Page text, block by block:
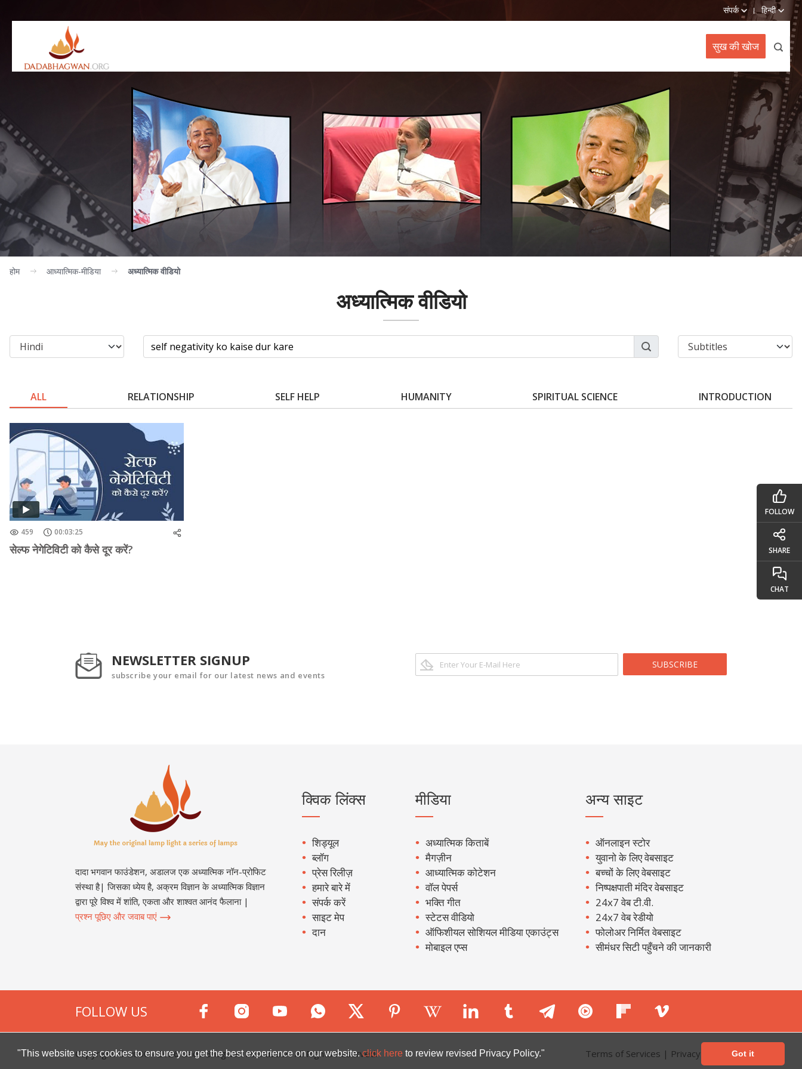
"This website uses cookies to ensure you get the best experience on our website.click here to review revised Privacy Policy." Got it
संपर्क हिन्दी
सुख की खोज
होम आध्यात्मिक-मीडिया अध्यात्मिक वीडियो
अध्यात्मिक वीडियो
ALL RELATIONSHIP SELF HELP HUMANITY SPIRITUAL SCIENCE INTRODUCTION
459 00:03:25
सेल्फ नेगेटिविटी को कैसे दूर करें?
NEWSLETTER SIGNUP
subscribe your email for our latest news and events
SUBSCRIBE
दादा भगवान फाउंडेशन, अडालज एक अध्यात्मिक नॉन-प्रोफिट
संस्था है| जिसका ध्येय है, अक्रम विज्ञान के अध्यात्मिक विज्ञान
द्वारा पूरे विश्व में शांति, एकता और शाश्वत आनंद फैलाना |
प्रश्न पूछिए और जवाब पाएं
क्विक लिंक्स
शिड्यूल
ब्लॉग
प्रेस रिलीज़
हमारे बारे में
संपर्क करें
साइट मेप
दान
मीडिया
अध्यात्मिक किताबें
मैगज़ीन
आध्यात्मिक कोटेशन
वॉल पेपर्स
भक्ति गीत
स्टेटस वीडियो
ऑफिशीयल सोशियल मीडिया एकाउंट्स
मोबाइल एप्स
अन्य साइट
ऑनलाइन स्टोर
युवानो के लिए वेबसाइट
बच्चों के लिए वेबसाइट
निष्पक्षपाती मंदिर वेबसाइट
24x7 वेब टी.वी.
24x7 वेब रेडीयो
फोलोअर निर्मित वेबसाइट
सीमंधर सिटी पहुँचने की जानकारी
FOLLOW US
Copyright © 2000 -2026Dada Bhagwan Foundation. All Rights Reserved. Terms of Services | Privacy Policy
FOLLOW
SHARE
CHAT